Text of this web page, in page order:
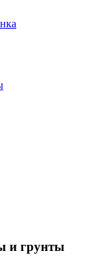
и грунты